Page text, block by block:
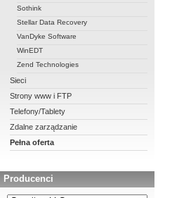
Sothink
Stellar Data Recovery
VanDyke Software
WinEDT
Zend Technologies
Sieci
Strony www i FTP
Telefony/Tablety
Zdalne zarządzanie
Pełna oferta
Producenci